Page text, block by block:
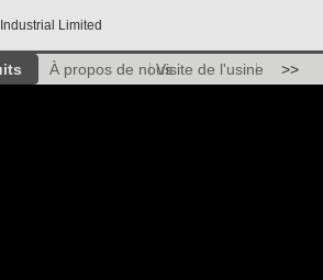
Limited
À propos de nousVisite de l'usine >>